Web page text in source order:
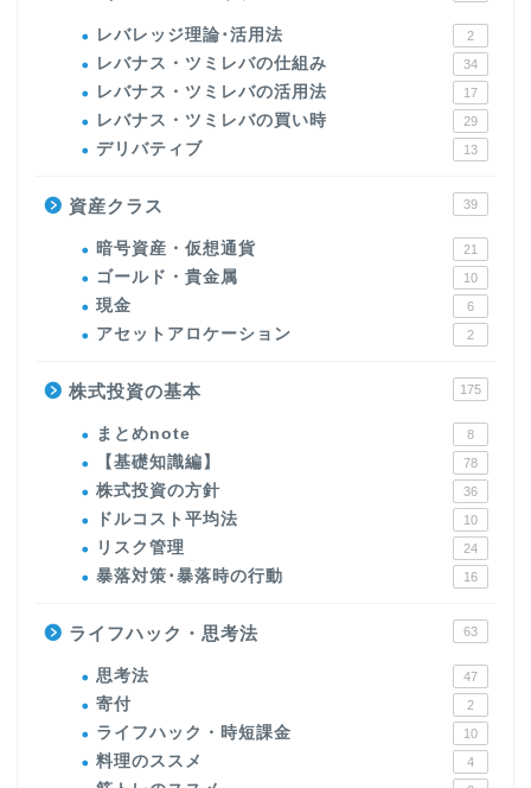
レバレッジ理論･活用法 2
レバナス・ツミレバの仕組み 34
レバナス・ツミレバの活用法 17
レバナス・ツミレバの買い時 29
デリバティブ 13
資産クラス 39
暗号資産・仮想通貨 21
ゴールド・貴金属 10
現金 6
アセットアロケーション 2
株式投資の基本 175
まとめnote 8
【基礎知識編】 78
株式投資の方針 36
ドルコスト平均法 10
リスク管理 24
暴落対策･暴落時の行動 16
ライフハック・思考法 63
思考法 47
寄付 2
ライフハック・時短課金 10
料理のススメ 4